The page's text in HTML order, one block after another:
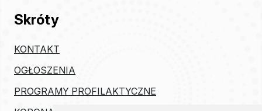
Skróty
KONTAKT
OGŁOSZENIA
PROGRAMY PROFILAKTYCZNE